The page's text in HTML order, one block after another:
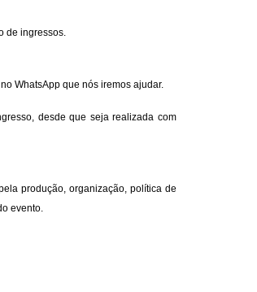
de ingressos.
WhatsApp que nós iremos ajudar.
desde que seja realizada com
produção, organização, política de
evento.